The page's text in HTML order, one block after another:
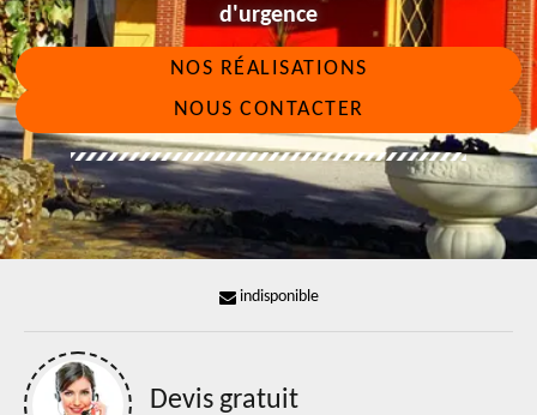
d'urgence
NOS RÉALISATIONS
NOUS CONTACTER
indisponible
Devis gratuit